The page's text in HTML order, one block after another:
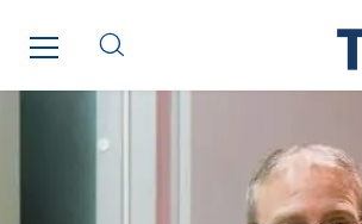
Paumier Industrie
Paumier Marine
Paumier SA